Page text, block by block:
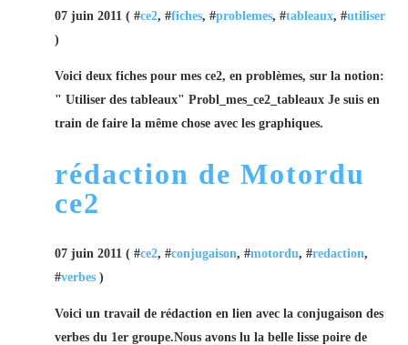
07 juin 2011 ( #ce2, #fiches, #problemes, #tableaux, #utiliser
)
Voici deux fiches pour mes ce2, en problèmes, sur la notion:
" Utiliser des tableaux" Probl_mes_ce2_tableaux Je suis en
train de faire la même chose avec les graphiques.
rédaction de Motordu
ce2
07 juin 2011 ( #ce2, #conjugaison, #motordu, #redaction,
#verbes )
Voici un travail de rédaction en lien avec la conjugaison des
verbes du 1er groupe.Nous avons lu la belle lisse poire de